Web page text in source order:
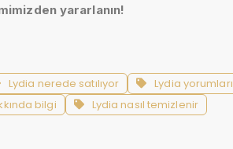
yararlanın!
Lydia nerede satılıyor Lydia yorumları
bilgi Lydia nasıl temizlenir